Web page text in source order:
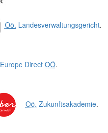
Oö. Landesverwaltungsgericht.
Europe Direct OÖ.
Oö. Zukunftsakademie.